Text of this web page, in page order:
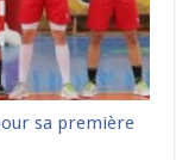
sa première